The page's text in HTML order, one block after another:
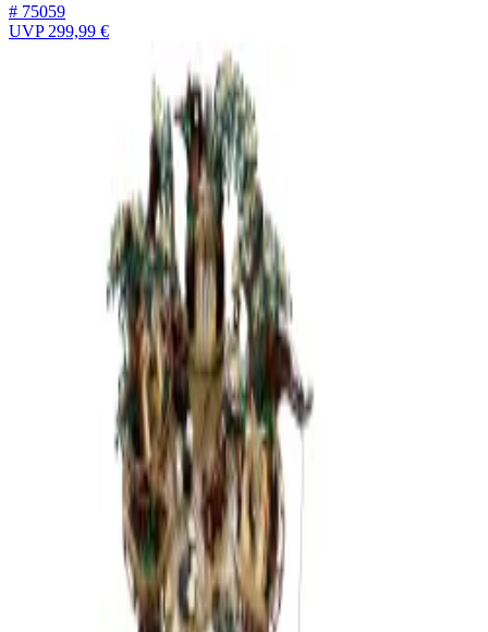
# 75059
UVP299,99 €